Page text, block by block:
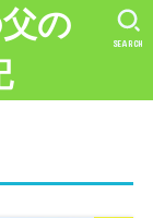
の
SEARCH